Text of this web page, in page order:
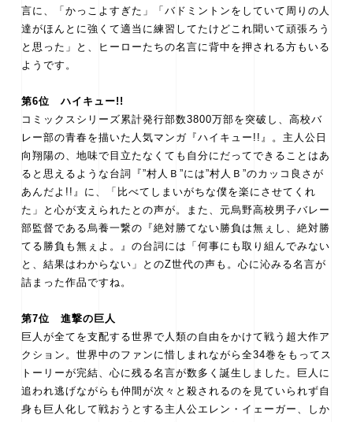
言に、「かっこよすぎた」「バドミントンをしていて周りの人
達がほんとに強くて適当に練習してたけどこれ聞いて頑張ろう
と思った」と、ヒーローたちの名言に背中を押される方もいる
ようです。
第6位 ハイキュー!!
コミックスシリーズ累計発行部数3800万部を突破し、高校バ
レー部の青春を描いた人気マンガ『ハイキュー!!』。主人公日
向翔陽の、地味で目立たなくても自分にだってできることはあ
ると思えるような台詞『”村人Ｂ”には”村人Ｂ”のカッコ良さが
あんだよ!!』に、「比べてしまいがちな僕を楽にさせてくれ
た」と心が支えられたとの声が。また、元烏野高校男子バレー
部監督である烏養一繋の『絶対勝てない勝負は無ぇし、絶対勝
てる勝負も無ぇよ。』の台詞には「何事にも取り組んでみない
と、結果はわからない」とのZ世代の声も。心に沁みる名言が
詰まった作品ですね。
第7位 進撃の巨人
巨人が全てを支配する世界で人類の自由をかけて戦う超大作ア
クション。世界中のファンに惜しまれながら全34巻をもってス
トーリーが完結、心に残る名言が数多く誕生しました。巨人に
追われ逃げながらも仲間が次々と殺されるのを見ていられず自
身も巨人化して戦おうとする主人公エレン・イェーガー、しか